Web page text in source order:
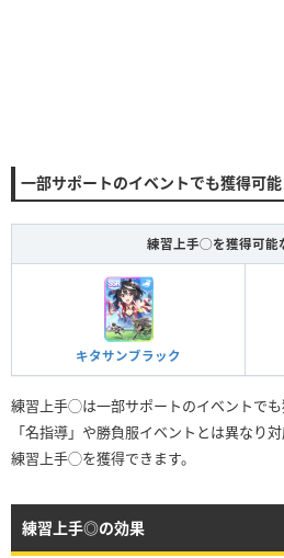
一部サポートのイベントでも獲得可能
練習上手◯を獲得可能
キタサンブラック
練習上手◯は一部サポートのイベントで
「名指導」や勝負服イベントとは異なり
練習上手◯を獲得できます。
練習上手◎の効果